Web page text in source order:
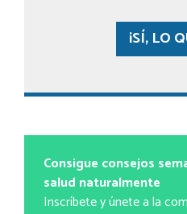
¡SÍ, LO
Consigue consejos
salud naturalmente
Inscríbete y únete a la